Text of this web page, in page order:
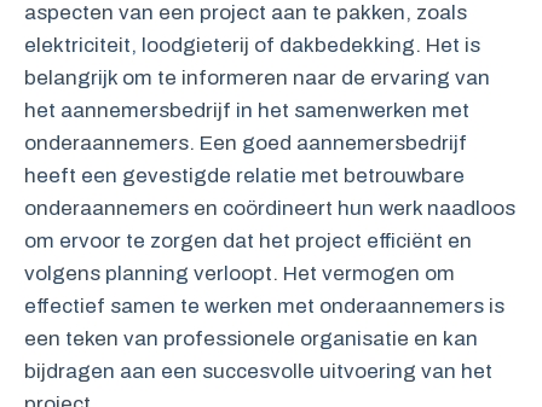
aspecten van een project aan te pakken, zoals
elektriciteit, loodgieterij of dakbedekking. Het is
belangrijk om te informeren naar de ervaring van
het aannemersbedrijf in het samenwerken met
onderaannemers. Een goed aannemersbedrijf
heeft een gevestigde relatie met betrouwbare
onderaannemers en coördineert hun werk naadloos
om ervoor te zorgen dat het project efficiënt en
volgens planning verloopt. Het vermogen om
effectief samen te werken met onderaannemers is
een teken van professionele organisatie en kan
bijdragen aan een succesvolle uitvoering van het